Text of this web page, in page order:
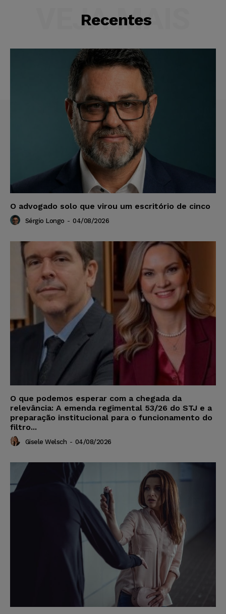
Recentes
VEJA MAIS
O advogado solo que virou um escritório de cinco
Sérgio Longo - 04/08/2026
O que podemos esperar com a chegada da
relevância: A emenda regimental 53/26 do STJ e a
preparação institucional para o funcionamento do
filtro...
Gisele Welsch - 04/08/2026